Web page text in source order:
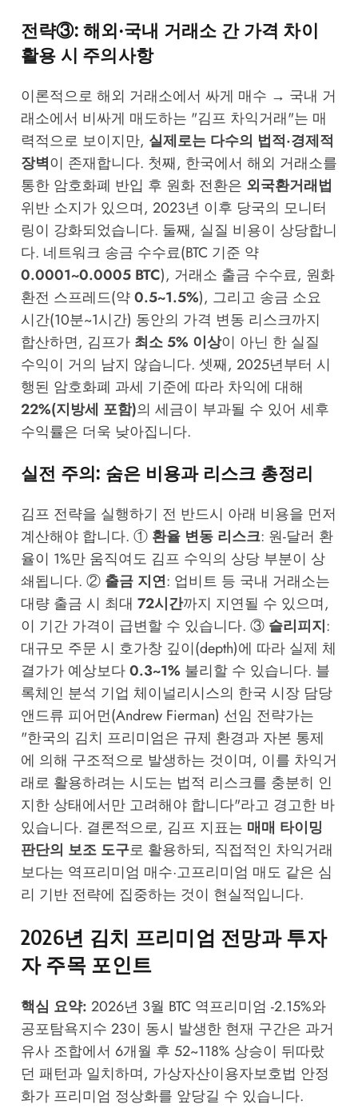
전략③: 해외·국내 거래소 간 가격 차이
활용 시 주의사항
이론적으로 해외 거래소에서 싸게 매수 → 국내 거
래소에서 비싸게 매도하는 "김프 차익거래"는 매
력적으로 보이지만, 실제로는 다수의 법적·경제적
장벽이 존재합니다. 첫째, 한국에서 해외 거래소를
통한 암호화폐 반입 후 원화 전환은 외국환거래법
위반 소지가 있으며, 2023년 이후 당국의 모니터
링이 강화되었습니다. 둘째, 실질 비용이 상당합니
다. 네트워크 송금 수수료(BTC 기준 약
0.0001~0.0005 BTC), 거래소 출금 수수료, 원화
환전 스프레드(약0.5~1.5%), 그리고 송금 소요
시간(10분~1시간) 동안의 가격 변동 리스크까지
합산하면, 김프가 최소 5% 이상이 아닌 한 실질
수익이 거의 남지 않습니다. 셋째, 2025년부터 시
행된 암호화폐 과세 기준에 따라 차익에 대해
22%(지방세 포함)의 세금이 부과될 수 있어 세후
수익률은 더욱 낮아집니다.
실전 주의: 숨은 비용과 리스크 총정리
김프 전략을 실행하기 전 반드시 아래 비용을 먼저
계산해야 합니다. ① 환율 변동 리스크: 원-달러 환
율이 1%만 움직여도 김프 수익의 상당 부분이 상
쇄됩니다. ② 출금 지연: 업비트 등 국내 거래소는
대량 출금 시 최대 72시간까지 지연될 수 있으며,
이 기간 가격이 급변할 수 있습니다. ③ 슬리피지:
대규모 주문 시 호가창 깊이(depth)에 따라 실제 체
결가가 예상보다0.3~1% 불리할 수 있습니다. 블
록체인 분석 기업 체이널리시스의 한국 시장 담당
앤드류 피어먼(Andrew Fierman) 선임 전략가는
"한국의 김치 프리미엄은 규제 환경과 자본 통제
에 의해 구조적으로 발생하는 것이며, 이를 차익거
래로 활용하려는 시도는 법적 리스크를 충분히 인
지한 상태에서만 고려해야 합니다"라고 경고한 바
있습니다. 결론적으로, 김프 지표는 매매 타이밍
판단의 보조 도구로 활용하되, 직접적인 차익거래
보다는 역프리미엄 매수·고프리미엄 매도 같은 심
리 기반 전략에 집중하는 것이 현실적입니다.
2026년 김치 프리미엄 전망과 투자
자 주목 포인트
핵심 요약: 2026년 3월 BTC 역프리미엄 -2.15%와
공포탐욕지수 23이 동시 발생한 현재 구간은 과거
유사 조합에서 6개월 후 52~118% 상승이 뒤따랐
던 패턴과 일치하며, 가상자산이용자보호법 안정
화가 프리미엄 정상화를 앞당길 수 있습니다.